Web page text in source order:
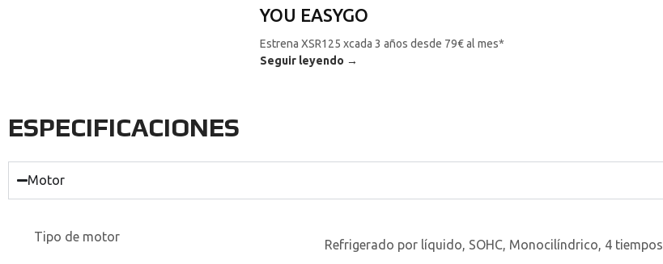
YOU EASYGO
Estrena XSR125 xcada 3 años desde 79€ al mes*
Seguir leyendo →
ESPECIFICACIONES
Motor
Tipo de motor
Refrigerado por líquido, SOHC, Monocilíndrico, 4 tiempos